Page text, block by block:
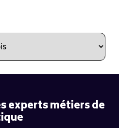
experts métiers de